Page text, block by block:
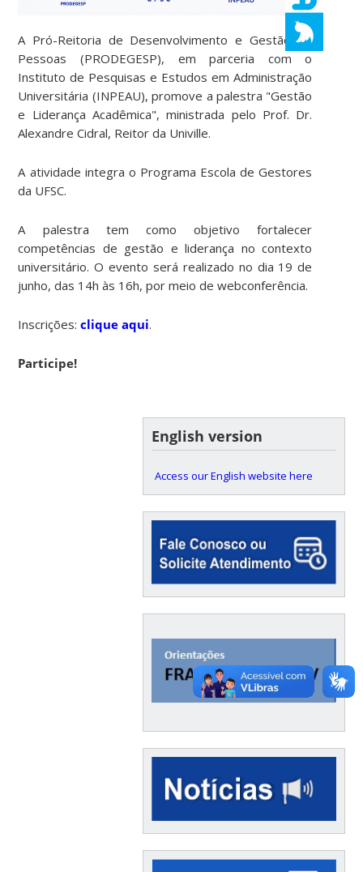
A Pró-Reitoria de Desenvolvimento e Gestão de
Pessoas (PRODEGESP), em parceria com o
Instituto de Pesquisas e Estudos em Administração
Universitária (INPEAU), promove a palestra "Gestão
e Liderança Acadêmica", ministrada pelo Prof. Dr.
Alexandre Cidral, Reitor da Univille.
A atividade integra o Programa Escola de Gestores
da UFSC.
A palestra tem como objetivo fortalecer
competências de gestão e liderança no contexto
universitário. O evento será realizado no dia 19 de
junho, das 14h às 16h, por meio de webconferência.
Inscrições:clique aqui.
Participe!
English version
Access our English website here